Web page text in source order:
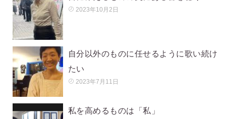
2023年10月2日
自分以外のものに任せるように歌い続け
たい
2023年7月11日
私を高めるものは「私」